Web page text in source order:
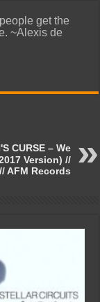
get the
~Alexis de
CURSE – We
Version) //
AFM Records